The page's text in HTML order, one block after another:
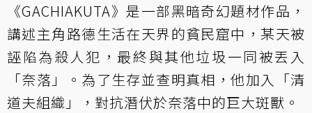
《GACHIAKUTA》是一部黑暗奇幻題材作品，
講述主角路德生活在天界的貧民窟中，某天被
誣陷為殺人犯，最終與其他垃圾一同被丟入
「奈落」。為了生存並查明真相，他加入「清
道夫組織」，對抗潛伏於奈落中的巨大斑獸。